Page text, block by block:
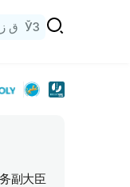
ق ز ЎЗ
副大臣